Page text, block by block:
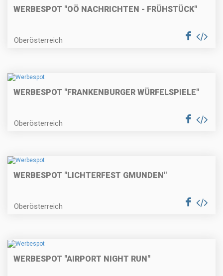
WERBESPOT "OÖ NACHRICHTEN - FRÜHSTÜCK"
Oberösterreich
WERBESPOT "FRANKENBURGER WÜRFELSPIELE"
Oberösterreich
WERBESPOT "LICHTERFEST GMUNDEN"
Oberösterreich
WERBESPOT "AIRPORT NIGHT RUN"